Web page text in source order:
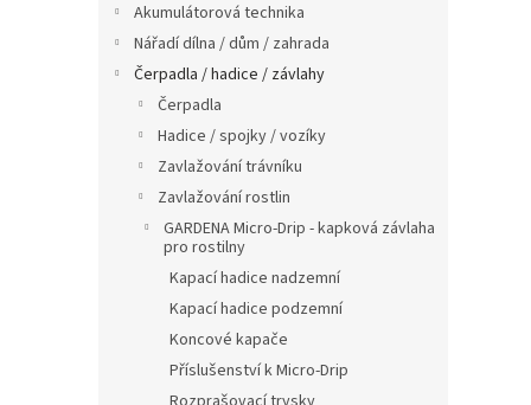
Akumulátorová technika
Nářadí dílna / dům / zahrada
Čerpadla / hadice / závlahy
Čerpadla
Hadice / spojky / vozíky
Zavlažování trávníku
Zavlažování rostlin
GARDENA Micro-Drip - kapková závlaha
pro rostilny
Kapací hadice nadzemní
Kapací hadice podzemní
Koncové kapače
Příslušenství k Micro-Drip